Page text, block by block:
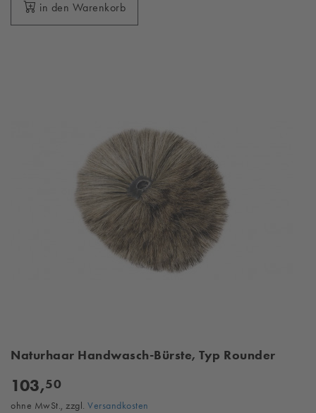
in den Warenkorb
Naturhaar Handwasch-Bürste, Typ Rounder
103,50
ohne MwSt., zzgl. Versandkosten